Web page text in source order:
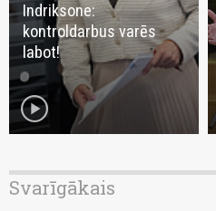
Indriksone:
kontroldarbus varēs
labot!
play_circle
Svarīgākais